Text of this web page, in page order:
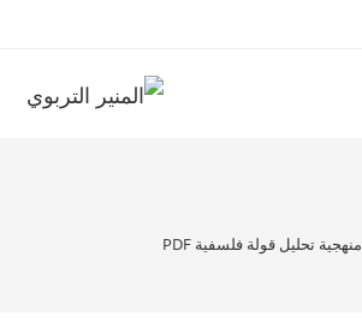
منهجية تحليل قولة فلسفية PDF